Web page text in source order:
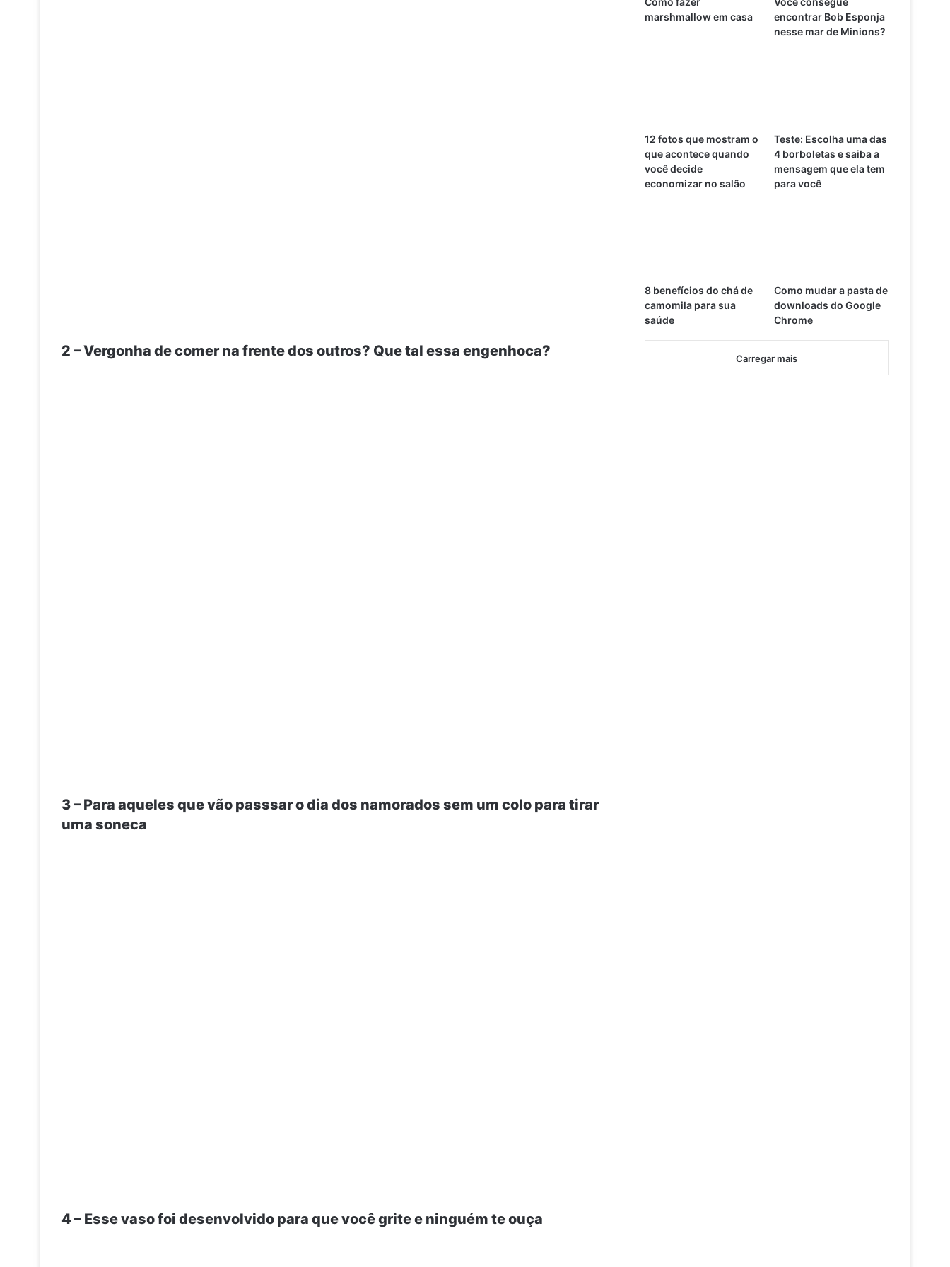
2 – Vergonha de comer na frente dos outros? Que tal essa engenhoca?
3 – Para aqueles que vão passsar o dia dos namorados sem um colo para tirar
uma soneca
4 – Esse vaso foi desenvolvido para que você grite e ninguém te ouça
marshmallow em casa
encontrar Bob Esponja
nesse mar de Minions?
12 fotos que mostram o
que acontece quando
você decide
economizar no salão
Teste: Escolha uma das
4 borboletas e saiba a
mensagem que ela tem
para você
8 benefícios do chá de
camomila para sua
saúde
Como mudar a pasta de
downloads do Google
Chrome
Carregar mais